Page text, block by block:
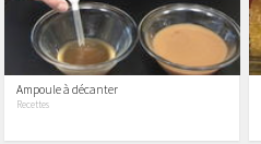
Ampoule à décanter
Recettes